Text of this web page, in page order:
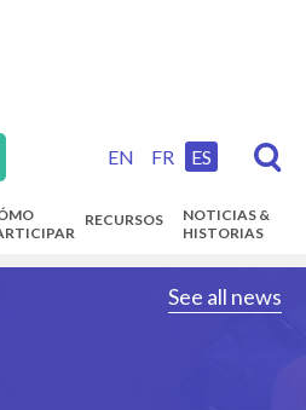
EN FR ES
RECURSOS
NOTICIAS &
HISTORIAS
See all news